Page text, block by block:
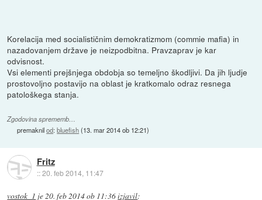
Korelacija med socialističnim demokratizmom (commie mafia) in
nazadovanjem države je neizpodbitna. Pravzaprav je kar
odvisnost.
Vsi elementi prejšnjega obdobja so temeljno škodljivi. Da jih ljudje
prostovoljno postavijo na oblast je kratkomalo odraz resnega
patološkega stanja.
Zgodovina sprememb…
premaknilod:bluefish(13. mar 2014 ob 12:21)
Fritz
::20. feb 2014, 11:47
vostok_1 je20. feb 2014 ob 11:36izjavil: